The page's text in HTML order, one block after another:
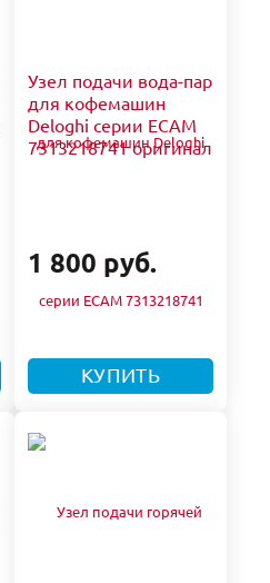
Узел подачи вода-пар
для кофемашин
Deloghi серии ECAM
7313218741 оригинал
1 800 руб.
КУПИТЬ